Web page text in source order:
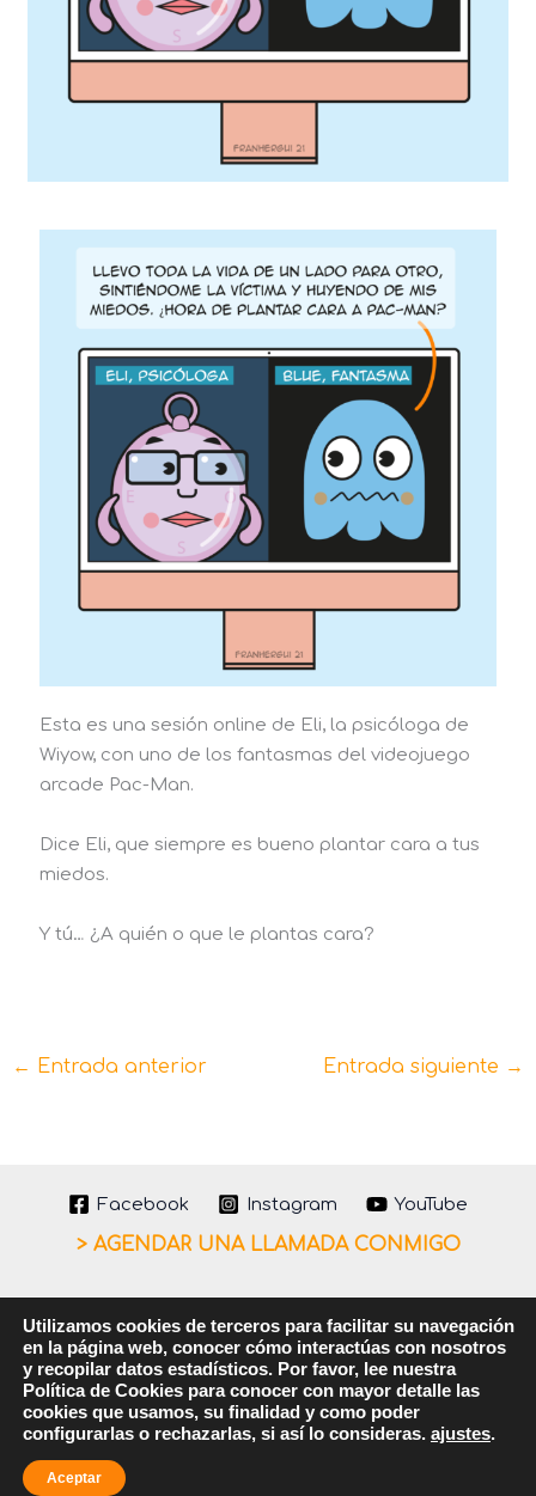
Esta es una sesión online de Eli, la psicóloga de
Wiyow, con uno de los fantasmas del videojuego
arcade Pac-Man.
Dice Eli, que siempre es bueno plantar cara a tus
miedos.
Y tú… ¿A quién o que le plantas cara?
← Entrada anterior Entrada siguiente →
Facebook Instagram YouTube
> AGENDAR UNA LLAMADA CONMIGO
Aviso legal
Política de cookies
Política de privacidad
Copyright © 2026 Fran Hernández | Diseñador de
Experiencias de Marca · Creador de Corexión Wow
Utilizamos cookies de terceros para facilitar su navegación
en la página web, conocer cómo interactúas con nosotros
y recopilar datos estadísticos. Por favor, lee nuestra
Política de Cookies para conocer con mayor detalle las
cookies que usamos, su finalidad y como poder
configurarlas o rechazarlas, si así lo consideras. ajustes.
Aceptar